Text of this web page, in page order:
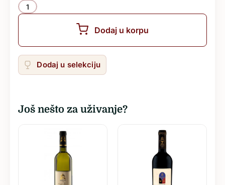
Količina
Dodaj u korpu
Dodaj u selekciju
Još nešto za uživanje?